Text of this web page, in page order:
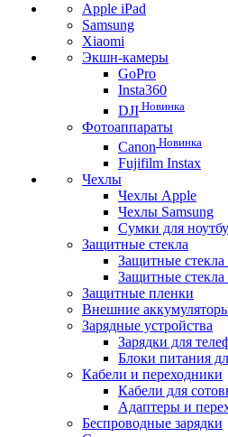
Apple iPad
Samsung
Xiaomi
Экшн-камеры
GoPro
Insta360
DJI Новинка
Фотоаппараты
Canon Новинка
Fujifilm Instax
Чехлы
Чехлы Apple
Чехлы Samsung
Сумки для
Защитные стекла
Защитные
Защитные стекла
Защитные пленки
Внешние
Зарядные устройства
Зарядки для
Блоки питания
Кабели и переходники
Кабели для
Адаптеры и
Беспроводные зарядки